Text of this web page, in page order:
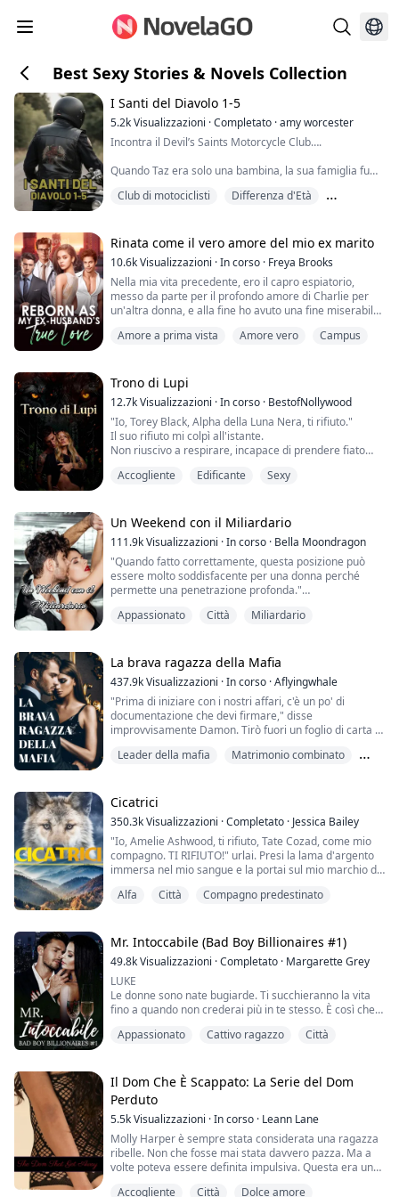
Best Sexy Stories & Novels Collection
I Santi del Diavolo 1-5
5.2kVisualizzazioni ·Completato ·amy worcester
Incontra il Devil’s Saints Motorcycle Club….
Quando Taz era solo una bambina, la sua famiglia fu
dallo zio nel club, lo abbandonò dopo un incidente alla
frequenta la scuola all'estero.
Taz rimette insieme la sua vita e scopre che c'...
Club di motociclisti
Differenza d'Età
Rinata come il vero amore del mio ex marito
10.6kVisualizzazioni ·In corso · Freya Brooks
Nella mia vita precedente, ero il capro espiatorio,
messo da parte per il profondo amore di Charlie per
un'altra donna, e alla fine ho avuto una fine miserabile
lasciar perdere, aspettando che Peiheng chiedesse il
casa nella mia vita precedente a ...
Amore a prima vista Amore vero Campus
Trono di Lupi
12.7kVisualizzazioni ·In corso · BestofNollywood
"Io, Torey Black, Alpha della Luna Nera, ti rifiuto."
Il suo rifiuto mi colpì all'istante.
Non riuscivo a respirare, incapace di prendere fiato
stomaco si contorceva, incapace di tenermi insieme
Non riuscivo nemmeno a confortare il mio lupo, che si
ritirò immediat...
Accogliente Edificante Sexy
Un Weekend con il Miliardario
111.9kVisualizzazioni ·In corso · Bella Moondragon
"Quando fatto correttamente, questa posizione può
essere molto soddisfacente per una donna perché
permette una penetrazione profonda."
un respiro affannoso e un piccolo sospiro. Lui ride, un
Sento di nuovo la punta di lui alla mia entrata. Spinge
leggermente dentro, e il mio...
Appassionato Città Miliardario
La brava ragazza della Mafia
437.9kVisualizzazioni ·In corso ·Aflyingwhale
"Prima di iniziare con i nostri affari, c'è un po' di
documentazione che devi firmare," disse
improvvisamente Damon. Tirò fuori un foglio di carta e
"Un accordo scritto per il prezzo della nostra vendita,"
rispose Damon. Lo disse con tanta calma e
nonchalance, come se non stesse comprando la
verginità di una ragazza per un milione di dollari.
...
Leader della mafia
Matrimonio combinato
Cicatrici
350.3kVisualizzazioni ·Completato · Jessica Bailey
"Io, Amelie Ashwood, ti rifiuto, Tate Cozad, come mio
compagno. TI RIFIUTO!" urlai. Presi la lama d'argento
immersa nel mio sangue e la portai sul mio marchio di
Amelie ha sempre desiderato vivere una vita semplice,
compagno. Dopo anni insieme, il suo compagno non
era l'uomo che dic...
Alfa Città Compagno predestinato
Mr. Intoccabile (Bad Boy Billionaires #1)
49.8kVisualizzazioni ·Completato · Margarette Grey
LUKE
Le donne sono nate bugiarde. Ti succhieranno la vita
fino a quando non crederai più in te stesso. È così che
notte. Niente nomi veri. Nessuna ripetizione. Ogni
aspettative... Fino a quando una bugiarda cambia tutto.
SCARLET
C'era una ...
Appassionato Cattivo ragazzo Città
Il Dom Che È Scappato: La Serie del Dom
Perduto
5.5kVisualizzazioni ·In corso · Leann Lane
Molly Harper è sempre stata considerata una ragazza
ribelle. Non che fosse mai stata davvero pazza. Ma a
volte poteva essere definita impulsiva. Questa era una
Accogliente Città Dolce amore